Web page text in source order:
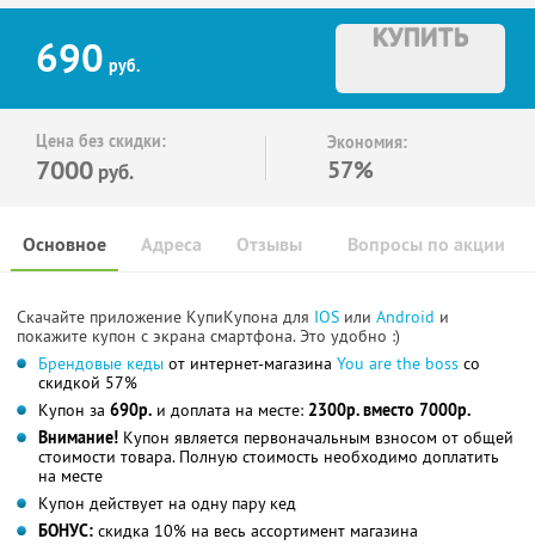
690 руб.
КУПИТЬ
Цена без скидки:
7000 руб.
Экономия:
57%
Основное Отзывы Вопросы по акции
Адреса
Скачайте приложение КупиКупона для IOS или Android и
покажите купон с экрана смартфона. Это удобно :)
Брендовые кеды от интернет-магазина You are the boss со
скидкой 57%
Купон за 690р. и доплата на месте: 2300р. вместо 7000р.
Внимание! Купон является первоначальным взносом от общей
стоимости товара. Полную стоимость необходимо доплатить
на месте
Купон действует на одну пару кед
БОНУС: скидка 10% на весь ассортимент магазина